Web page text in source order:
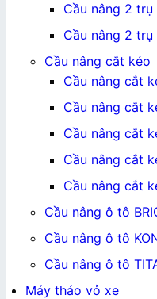
Cầu nâng 2
Cầu nâng 2
Cầu nâng cắt kéo
Cầu nâng cắt
Cầu nâng cắt
Cầu nâng cắt
Cầu nâng cắt
Cầu nâng cắt
Cầu nâng ô tô
Cầu nâng ô tô
Cầu nâng ô tô
Máy tháo vỏ xe